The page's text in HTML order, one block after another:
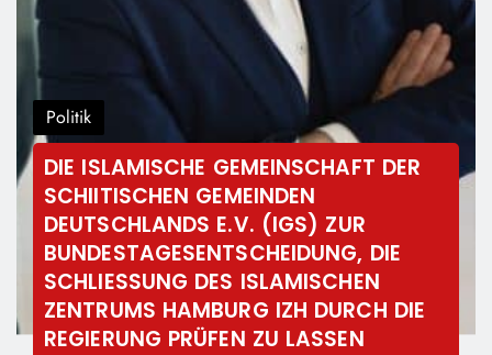
Politik
DIE ISLAMISCHE GEMEINSCHAFT DER
SCHIITISCHEN GEMEINDEN
DEUTSCHLANDS E.V. (IGS) ZUR
BUNDESTAGESENTSCHEIDUNG, DIE
SCHLIESSUNG DES ISLAMISCHEN Z
ENTRUMS HAMBURG IZH DURCH DIE R
EGIERUNG PRÜFEN ZU LASSEN